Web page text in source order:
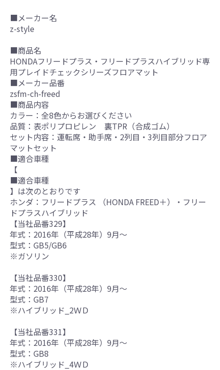
■メーカー名
z-style
■商品名
HONDAフリードプラス・フリードプラスハイブリッド専
用プレイドチェックシリーズフロアマット
■メーカー品番
zsfm-ch-freed
■商品内容
カラー：全8色からお選びください
品質：表ポリプロピレン 裏TPR（合成ゴム）
セット内容：運転席・助手席・2列目・3列目部分フロア
マットセット
■適合車種
【
■適合車種
】は次のとおりです
ホンダ：フリードプラス （HONDA FREED＋）・フリー
ドプラスハイブリッド
【当社品番329】
年式：2016年（平成28年）9月～
型式：GB5/GB6
※ガソリン
【当社品番330】
年式：2016年（平成28年）9月～
型式：GB7
※ハイブリッド_2ＷＤ
【当社品番331】
年式：2016年（平成28年）9月～
型式：GB8
※ハイブリッド_4ＷＤ